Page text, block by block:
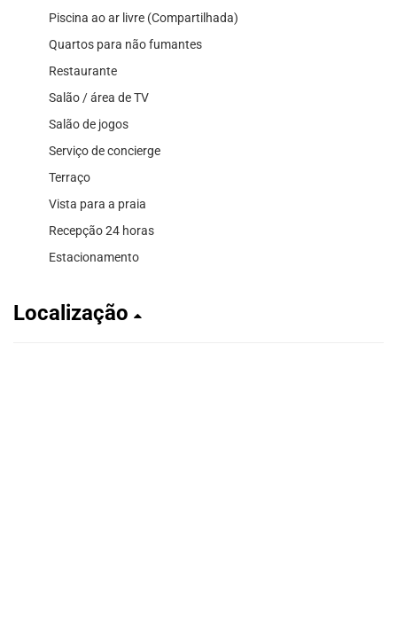
Piscina ao ar livre (Compartilhada)
Quartos para não fumantes
Restaurante
Salão / área de TV
Salão de jogos
Serviço de concierge
Terraço
Vista para a praia
Recepção 24 horas
Estacionamento
Localização